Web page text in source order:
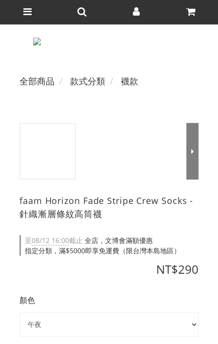
全部商品 款式分類 襪款
faam Horizon Fade Stripe Crew Socks -
針織漸層條紋高筒襪
至08/12 16:00截止 全店，文博會滿額優惠
指定分類，滿$5000即享免運費（限台灣本島地區）
NT$290
顏色